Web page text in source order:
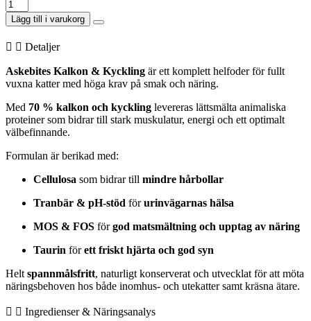
Askebites
Vuxen
Katt
Kalkon
&
Kyckling
5kg
mängd
Lägg till i varukorg
Detaljer
Askebites Kalkon & Kyckling är ett komplett helfoder för fullt
vuxna katter med höga krav på smak och näring.
Med 70 % kalkon och kyckling levereras lättsmälta animaliska
proteiner som bidrar till stark muskulatur, energi och ett optimalt
välbefinnande.
Formulan är berikad med:
Cellulosa som bidrar till mindre hårbollar
Tranbär & pH-stöd förurinvägarnas hälsa
MOS & FOS förgod matsmältning och upptag av näring
Taurin förett friskt hjärta och god syn
Heltspannmålsfritt, naturligt konserverat och utvecklat för att möta
näringsbehoven hos både inomhus- och utekatter samt kräsna ätare.
Ingredienser & Näringsanalys